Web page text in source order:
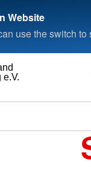
Website
use the switch
e.V.